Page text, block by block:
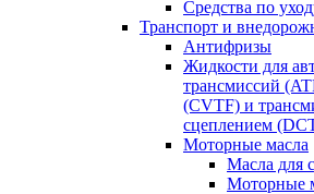
Средства по
Транспорт и
Антифризы
Жидкости для
трансмиссий
(CVTF) и
сцеплением
Моторные масла
Масла для
Моторные